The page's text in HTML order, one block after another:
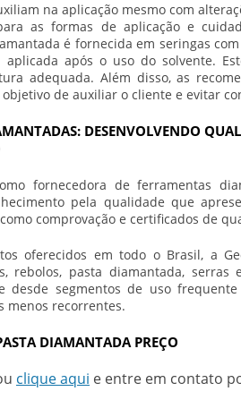
na aplicação mesmo com
as formas de aplicação e
é fornecida em seringas
após o uso do solvente.
adequada. Além disso, as
de auxiliar o cliente e evitar
DESENVOLVENDO
fornecedora de ferramentas
pela qualidade que
comprovação e certificados de
oferecidos em todo o Brasil, a
rebolos, pasta diamantada,
desde segmentos de uso
menos recorrentes.
DIAMANTADA PREÇO
clique aqui e entre em contato